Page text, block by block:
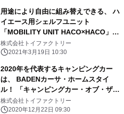
用途により自由に組み替えできる、 ハ
イエース用シェルフユニット
「MOBILITY UNIT HACO×HACO」4
月1日より新発売！
株式会社トイファクトリー
2021年3月19日 10:30
2020年を代表するキャンピングカー
は、 BADENカーサ・ホームスタイ
ル！ 「キャンピングカー・オブ・ザ・
イヤー2020」大賞を受賞
株式会社トイファクトリー
2020年12月22日 09:30